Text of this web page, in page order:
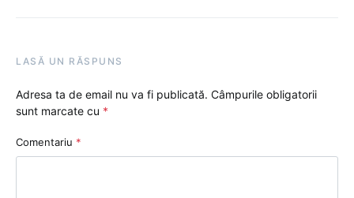
LASĂ UN RĂSPUNS
Adresa ta de email nu va fi publicată. Câmpurile obligatorii
sunt marcate cu *
Comentariu *